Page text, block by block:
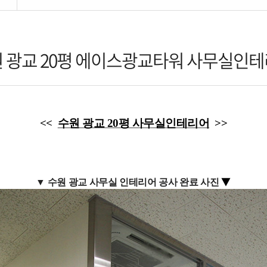
광교 20평 에이스광교타워 사무실인
<< 수원 광교 20평 사무실인테리어 >>
▼ 수원 광교 사무실 인테리어 공사 완료 사진 ▼